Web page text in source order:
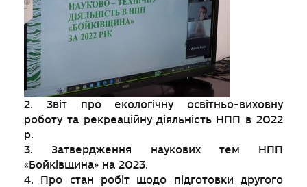
2. Звіт про екологічну освітньо-виховну
роботу та рекреаційну діяльність НПП в 2022
р.
3. Затвердження наукових тем НПП
«Бойківщина» на 2023.
4. Про стан робіт щодо підготовки другого